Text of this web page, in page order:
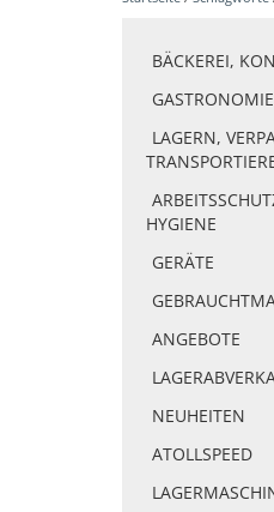
BÄCKEREI,
GASTRONOMIE
LAGERN,
HYGIENE
GERÄTE
ANGEBOTE
NEUHEITEN
ATOLLSPEED